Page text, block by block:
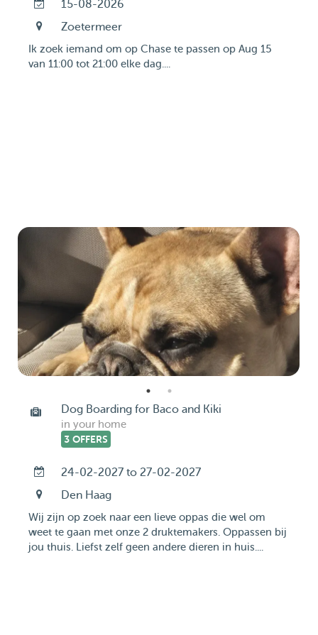
15-08-2026
Zoetermeer
Ik zoek iemand om op Chase te passen op Aug 15
van 11:00 tot 21:00 elke dag....
Dog Boarding for Baco and Kiki
in your home
3 OFFERS
24-02-2027 to 27-02-2027
Den Haag
Wij zijn op zoek naar een lieve oppas die wel om
weet te gaan met onze 2 druktemakers. Oppassen bij
jou thuis. Liefst zelf geen andere dieren in huis....